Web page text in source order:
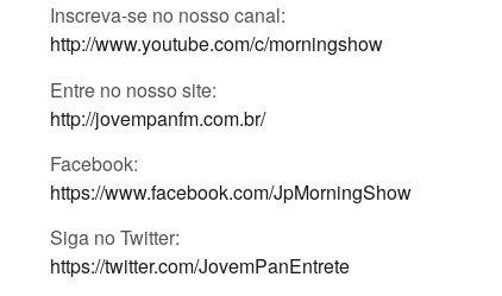
Inscreva-se no nosso canal:
http://www.youtube.com/c/morningshow
Entre no nosso site:
http://jovempanfm.com.br/
Facebook:
https://www.facebook.com/JpMorningShow
Siga no Twitter:
https://twitter.com/JovemPanEntrete